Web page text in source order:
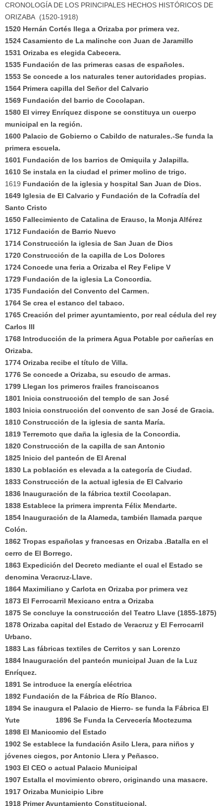
CRONOLOGÍA DE LOS PRINCIPALES HECHOS HISTÓRICOS DE
ORIZABA (1520-1918)
1520 Hernán Cortés llega a Orizaba por primera vez.
1524 Casamiento de La malinche con Juan de Jaramillo
1531 Orizaba es elegida Cabecera.
1535 Fundación de las primeras casas de españoles.
1553 Se concede a los naturales tener autoridades propias.
1564 Primera capilla del Señor del Calvario
1569 Fundación del barrio de Cocolapan.
1580 El virrey Enríquez dispone se constituya un cuerpo
municipal en la región.
1600 Palacio de Gobierno o Cabildo de naturales.-Se funda la
primera escuela.
1601 Fundación de los barrios de Omiquila y Jalapilla.
1610 Se instala en la ciudad el primer molino de trigo.
1619 Fundación de la iglesia y hospital San Juan de Dios.
1649 Iglesia de El Calvario y Fundación de la Cofradía del
Santo Cristo
1650 Fallecimiento de Catalina de Erauso, la Monja Alférez
1712 Fundación de Barrio Nuevo
1714 Construcción la iglesia de San Juan de Dios
1720 Construcción de la capilla de Los Dolores
1724 Concede una feria a Orizaba el Rey Felipe V
1729 Fundación de la iglesia La Concordia.
1735 Fundación del Convento del Carmen.
1764 Se crea el estanco del tabaco.
1765 Creación del primer ayuntamiento, por real cédula del rey
Carlos III
1768 Introducción de la primera Agua Potable por cañerías en
Orizaba.
1774 Orizaba recibe el título de Villa.
1776 Se concede a Orizaba, su escudo de armas.
1799 Llegan los primeros frailes franciscanos
1801 Inicia construcción del templo de san José
1803 Inicia construcción del convento de san José de Gracia.
1810 Construcción de la iglesia de santa María.
1819 Terremoto que daña la iglesia de la Concordia.
1820 Construcción de la capilla de san Antonio
1825 Inicio del panteón de El Arenal
1830 La población es elevada a la categoría de Ciudad.
1833 Construcción de la actual iglesia de El Calvario
1836 Inauguración de la fábrica textil Cocolapan.
1838 Establece la primera imprenta Félix Mendarte.
1854 Inauguración de la Alameda, también llamada parque
Colón.
1862 Tropas españolas y francesas en Orizaba .Batalla en el
cerro de El Borrego.
1863 Expedición del Decreto mediante el cual el Estado se
denomina Veracruz-Llave.
1864 Maximiliano y Carlota en Orizaba por primera vez
1873 El Ferrocarril Mexicano entra a Orizaba
1875 Se concluye la construcción del Teatro Llave (1855-1875)
1878 Orizaba capital del Estado de Veracruz y El Ferrocarril
Urbano.
1883 Las fábricas textiles de Cerritos y san Lorenzo
1884 Inauguración del panteón municipal Juan de la Luz
Enríquez.
1891 Se introduce la energía eléctrica
1892 Fundación de la Fábrica de Río Blanco.
1894 Se inaugura el Palacio de Hierro- se funda la Fábrica El
Yute 1896 Se Funda la Cervecería Moctezuma
1898 El Manicomio del Estado
1902 Se establece la fundación Asilo Llera, para niños y
jóvenes ciegos, por Antonio Llera y Peñasco.
1903 El CEO o actual Palacio Municipal
1907 Estalla el movimiento obrero, originando una masacre.
1917 Orizaba Municipio Libre
1918 Primer Ayuntamiento Constitucional.